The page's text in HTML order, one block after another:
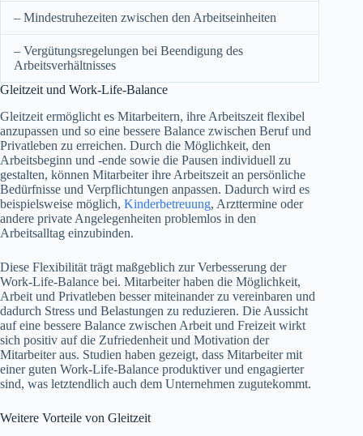
– Mindestruhezeiten zwischen den Arbeitseinheiten
– Vergütungsregelungen bei Beendigung des
Arbeitsverhältnisses
Gleitzeit und Work-Life-Balance
Gleitzeit ermöglicht es Mitarbeitern, ihre Arbeitszeit flexibel
anzupassen und so eine bessere Balance zwischen Beruf und
Privatleben zu erreichen. Durch die Möglichkeit, den
Arbeitsbeginn und -ende sowie die Pausen individuell zu
gestalten, können Mitarbeiter ihre Arbeitszeit an persönliche
Bedürfnisse und Verpflichtungen anpassen. Dadurch wird es
beispielsweise möglich, Kinderbetreuung, Arzttermine oder
andere private Angelegenheiten problemlos in den
Arbeitsalltag einzubinden.
Diese Flexibilität trägt maßgeblich zur Verbesserung der
Work-Life-Balance bei. Mitarbeiter haben die Möglichkeit,
Arbeit und Privatleben besser miteinander zu vereinbaren und
dadurch Stress und Belastungen zu reduzieren. Die Aussicht
auf eine bessere Balance zwischen Arbeit und Freizeit wirkt
sich positiv auf die Zufriedenheit und Motivation der
Mitarbeiter aus. Studien haben gezeigt, dass Mitarbeiter mit
einer guten Work-Life-Balance produktiver und engagierter
sind, was letztendlich auch dem Unternehmen zugutekommt.
Weitere Vorteile von Gleitzeit